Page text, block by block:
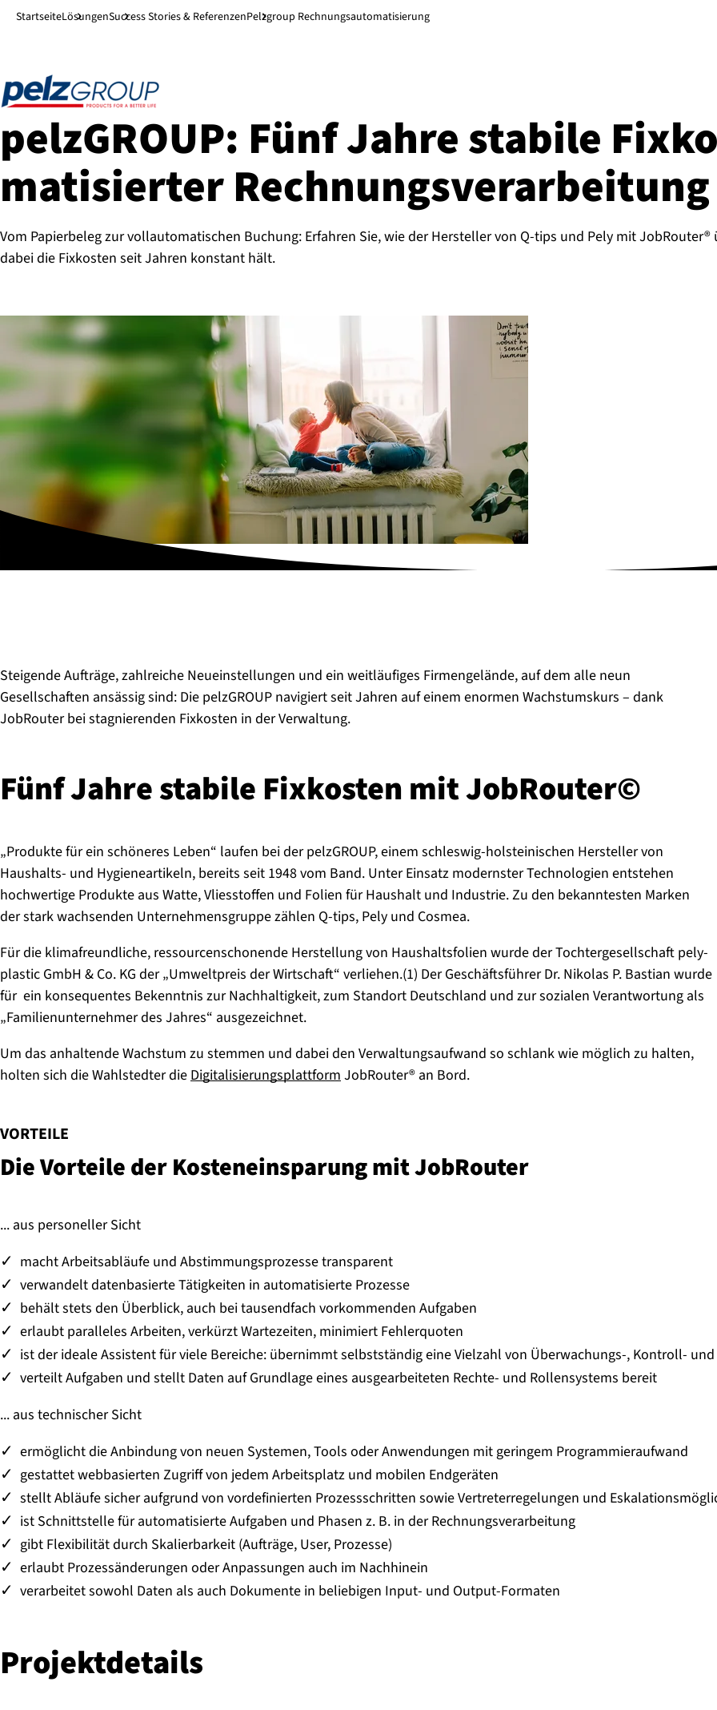
Direkt zum Hauptinhalt↓
StartseiteLösungenSuccess Stories & ReferenzenPelzgroup Rechnungsautomatisierung
pelzGROUP: Fünf Jahre stabile
ma­ti­sier­ter Rech­nungs­ver­ar­bei­tung
Vom Papierbeleg zur vollautomatischen Buchung: Erfahren Sie, wie der Hersteller von Q-tips und Pely mit
dabei die Fixkosten seit Jahren konstant hält.
Steigende Aufträge, zahlreiche Neueinstellungen und ein weitläufiges Firmengelände, auf dem alle neun
Gesellschaften ansässig sind: Die pelzGROUP navigiert seit Jahren auf einem enormen Wachstumskurs – dank
JobRouter bei stagnierenden Fixkosten in der Verwaltung.
Fünf Jahre stabile Fixkosten mit JobRouter©
„Produkte für ein schöneres Leben“ laufen bei der pelzGROUP, einem schleswig-holsteinischen Hersteller von
Haushalts- und Hygieneartikeln, bereits seit 1948 vom Band. Unter Einsatz modernster Technologien entstehen
hochwertige Produkte aus Watte, Vliesstoffen und Folien für Haushalt und Industrie. Zu den bekanntesten Marken
der stark wachsenden Unternehmensgruppe zählen Q-tips, Pely und Cosmea.
Für die klimafreundliche, ressourcenschonende Herstellung von Haushaltsfolien wurde der Tochtergesellschaft pely-
plastic GmbH & Co. KG der „Umweltpreis der Wirtschaft“ verliehen.(1) Der Geschäftsführer Dr. Nikolas P. Bastian wurde
für ein konsequentes Bekenntnis zur Nachhaltigkeit, zum Standort Deutschland und zur sozialen Verantwortung als
„Familienunternehmer des Jahres“ ausgezeichnet.
Um das anhaltende Wachstum zu stemmen und dabei den Verwaltungsaufwand so schlank wie möglich zu halten,
holten sich die Wahlstedter dieDigitalisierungsplattformJobRouter® an Bord.
VORTEILE
:
Die Vorteile der Kos­ten­ein­spa­rung mit JobRouter
... aus personeller Sicht
macht Arbeitsabläufe und Abstimmungsprozesse transparent
verwandelt datenbasierte Tätigkeiten in automatisierte Prozesse
behält stets den Überblick, auch bei tausendfach vorkommenden Aufgaben
erlaubt paralleles Arbeiten, verkürzt Wartezeiten, minimiert Fehlerquoten
ist der ideale Assistent für viele Bereiche: übernimmt selbstständig eine Vielzahl von Überwachungs-, Kontroll-
verteilt Aufgaben und stellt Daten auf Grundlage eines ausgearbeiteten Rechte- und Rollensystems bereit
... aus technischer Sicht
ermöglicht die Anbindung von neuen Systemen, Tools oder Anwendungen mit geringem Programmieraufwand
gestattet webbasierten Zugriff von jedem Arbeitsplatz und mobilen Endgeräten
stellt Abläufe sicher aufgrund von vordefinierten Prozessschritten sowie Vertreterregelungen und
ist Schnittstelle für automatisierte Aufgaben und Phasen z. B. in der Rechnungsverarbeitung
gibt Flexibilität durch Skalierbarkeit (Aufträge, User, Prozesse)
erlaubt Prozessänderungen oder Anpassungen auch im Nachhinein
verarbeitet sowohl Daten als auch Dokumente in beliebigen Input- und Output-Formaten
Pro­jekt­de­tails